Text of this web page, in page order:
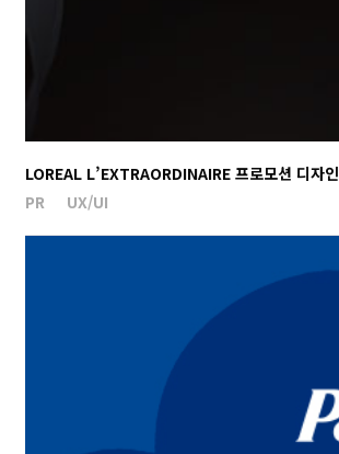
LOREAL L’EXTRAORDINAIRE 프로모션 디자인
PR
UX/UI